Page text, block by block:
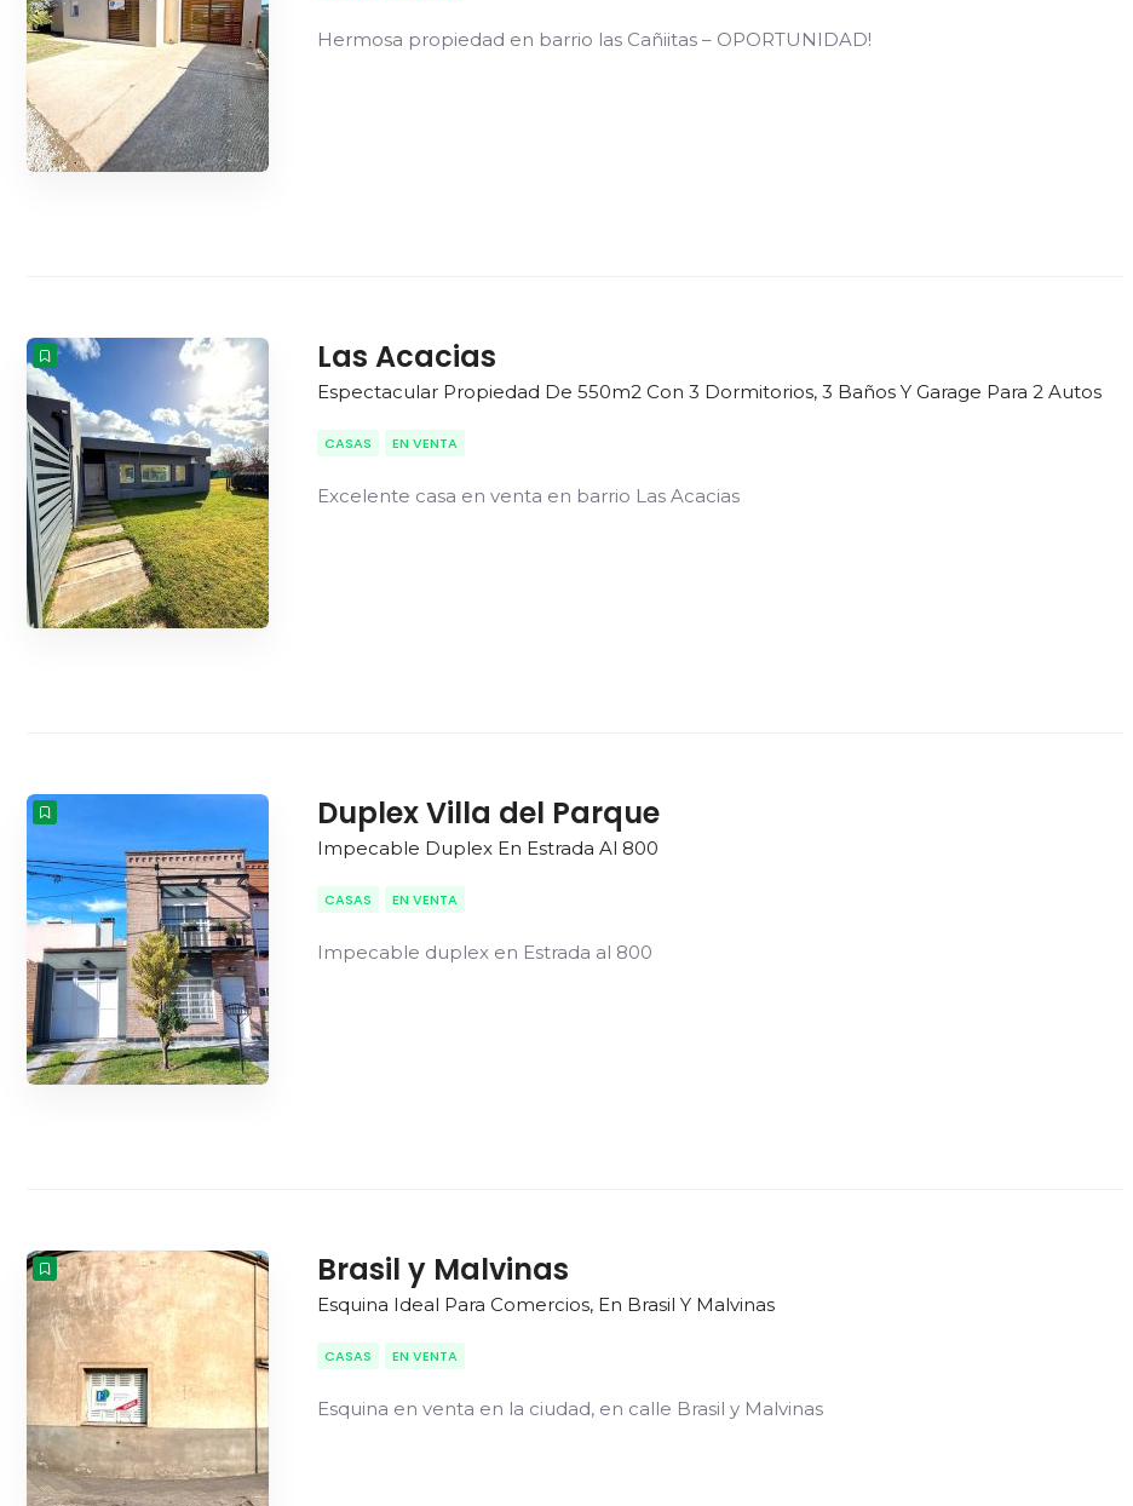
Hermosa propiedad en barrio las Cañiitas – OPORTUNIDAD!
Las Acacias
Espectacular Propiedad De 550m2 Con 3 Dormitorios, 3 Baños Y Garage Para 2 Autos
CASAS EN VENTA
Excelente casa en venta en barrio Las Acacias
Duplex Villa del Parque
Impecable Duplex En Estrada Al 800
CASAS EN VENTA
Impecable duplex en Estrada al 800
Brasil y Malvinas
Esquina Ideal Para Comercios, En Brasil Y Malvinas
CASAS EN VENTA
Esquina en venta en la ciudad, en calle Brasil y Malvinas